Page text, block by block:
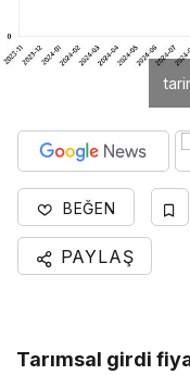
BEĞEN
PAYLAŞ
Tarımsal girdi